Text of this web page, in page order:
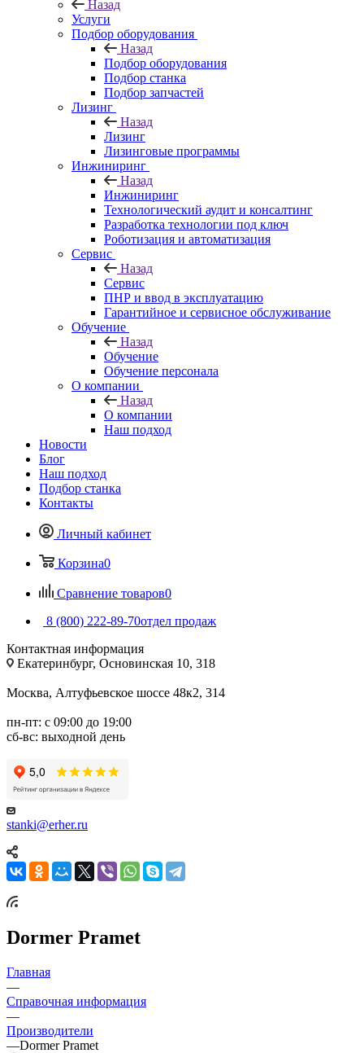
Назад
Услуги
Подбор оборудования
Назад
Подбор оборудования
Подбор станка
Подбор запчастей
Лизинг
Назад
Лизинг
Лизинговые программы
Инжиниринг
Назад
Инжиниринг
Технологический аудит и консалтинг
Разработка технологии под ключ
Роботизация и автоматизация
Сервис
Назад
Сервис
ПНР и ввод в эксплуатацию
Гарантийное и сервисное обслуживание
Обучение
Назад
Обучение
Обучение персонала
О компании
Назад
О компании
Наш подход
Новости
Блог
Наш подход
Подбор станка
Контакты
Личный кабинет
Корзина0
Сравнение товаров0
8 (800) 222-89-70отдел продаж
Контактная информация
Екатеринбург, Основинская 10, 318
Москва, Алтуфьевское шоссе 48к2, 314
пн-пт: с 09:00 до 19:00
сб-вс: выходной день
stanki@erher.ru
Dormer Pramet
Главная
—
Справочная информация
—
Производители
—Dormer Pramet